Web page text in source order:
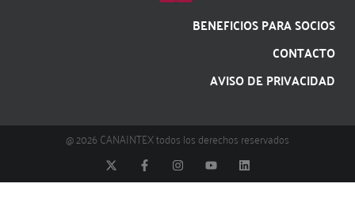
BENEFICIOS PARA SOCIOS
CONTACTO
AVISO DE PRIVACIDAD
@ 2026 CANAINTEX todos los derechos reservados